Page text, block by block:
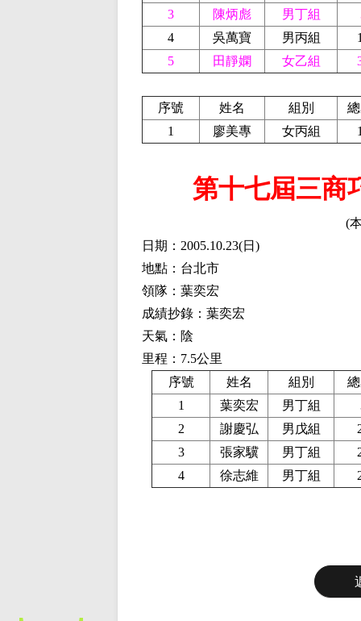
3 陳炳彪 男丁組
4
吳萬寶 男丙組
5
田靜嫻 女乙組
序號 姓名 組別
1
廖美專 女丙組
第十七屆三商
(
日期：2005.10.23(日)
地點：台北市
領隊：葉奕宏
成績抄錄：葉奕宏
天氣：陰
里程：7.5公里
序號
姓名 組別
1
葉奕宏 男丁組
2
謝慶弘 男戊組
3
張家驥 男丁組
4
徐志維 男丁組